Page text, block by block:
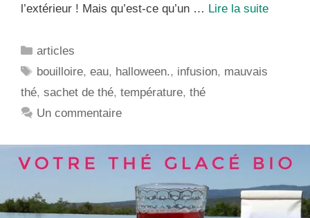
l’extérieur ! Mais qu’est-ce qu’un … Lire la suite
Thé
Catégories
articles
Étiquettes
bouilloire,eau, halloween., infusion, mauvais
thé, sachet de thé, température, thé
Un commentaire